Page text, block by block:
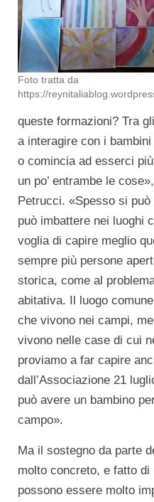
Foto tratta da
https://
queste formazioni? Tra
a interagire con i
o comincia ad esserci
un po’ entrambe le
Petrucci. «Spesso si
può imbattere nei luoghi
voglia di capire meglio
sempre più persone
storica, come al
abitativa. Il luogo
che vivono nei campi,
vivono nelle case di cui
proviamo a far capire
dall’Associazione 21
può avere un bambino
campo».
Ma il sostegno da parte
molto concreto, e fatto
possono essere molto